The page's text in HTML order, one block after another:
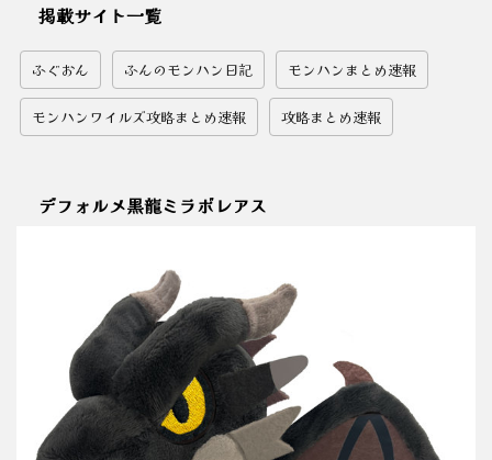
掲載サイト一覧
ふぐおん ふんのモンハン日記 モンハンまとめ速報
モンハンワイルズ攻略まとめ速報 攻略まとめ速報
デフォルメ黒龍ミラボレアス